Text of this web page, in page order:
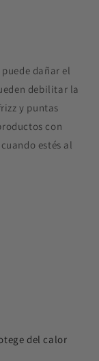
dañar el
debilitar la
y puntas
con
estés al
del calor